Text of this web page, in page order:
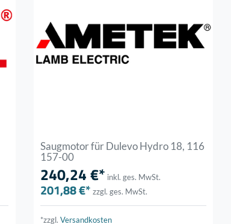
Saugmotor für Dulevo Hydro 18, 116
157-00
240,24 €* inkl. ges. MwSt.
201,88 €* zzgl. ges. MwSt.
*zzgl. Versandkosten